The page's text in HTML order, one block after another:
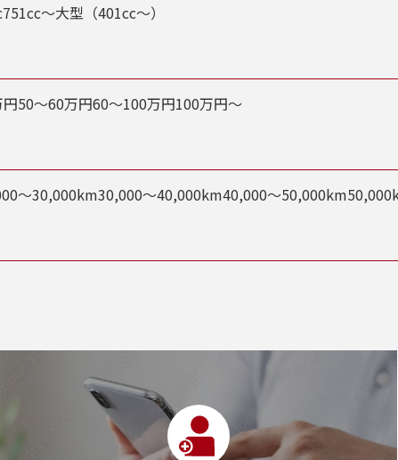
751cc～大型（401cc～）
50～60万円60～100万円100万円～
～30,000km30,000～40,000km40,000～50,000km